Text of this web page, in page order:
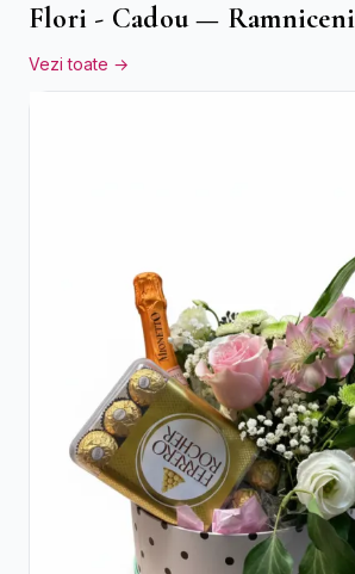
Flori - Cadou — Ramniceni
Vezi toate →